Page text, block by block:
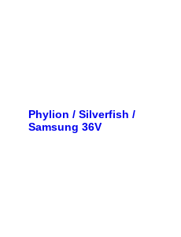
Phylion / Silverfish /
Samsung 36V